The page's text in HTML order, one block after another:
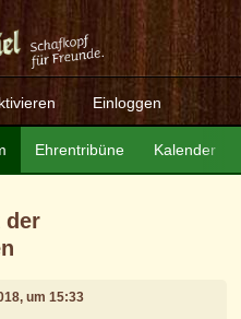
Einloggen
Ehrentribüne Kalender
der
um 15:33